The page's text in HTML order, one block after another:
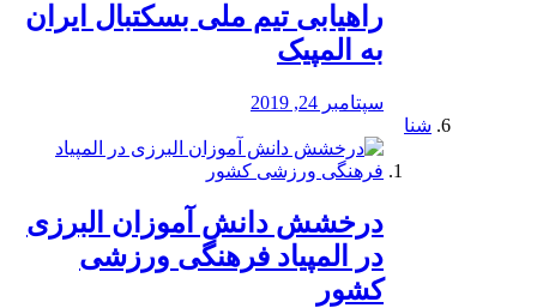
راهیابی تیم ملی بسکتبال ایران
به المپیک
سپتامبر 24, 2019
شنا
درخشش دانش آموزان البرزی
در المپیاد فرهنگی ورزشی
کشور